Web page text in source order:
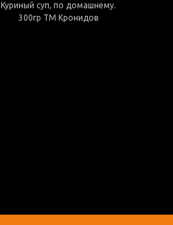
Куриный суп, по домашнему.
300гр ТМ Кронидов